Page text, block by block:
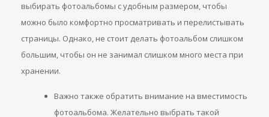
выбирать фотоальбомы с удобным размером, чтобы
можно было комфортно просматривать и перелистывать
страницы. Однако, не стоит делать фотоальбом слишком
большим, чтобы он не занимал слишком много места при
хранении.
Важно также обратить внимание на вместимость
фотоальбома. Желательно выбрать такой